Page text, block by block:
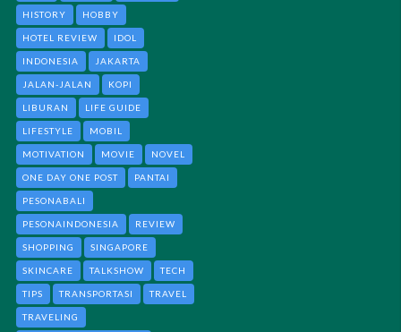
HISTORY HOBBY
HOTEL REVIEW IDOL
INDONESIA JAKARTA
JALAN-JALAN KOPI
LIBURAN LIFE GUIDE
LIFESTYLE MOBIL
MOTIVATION MOVIE NOVEL
ONE DAY ONE POST PANTAI
PESONABALI
PESONAINDONESIA REVIEW
SHOPPING SINGAPORE
SKINCARE TALKSHOW TECH
TIPS TRANSPORTASI TRAVEL
TRAVELING